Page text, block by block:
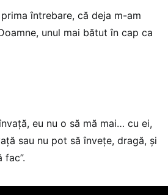
întrebare, că deja m-am
unul mai bătut în cap ca
eu nu o să mă mai… cu ei,
sau nu pot să învețe, dragă, și